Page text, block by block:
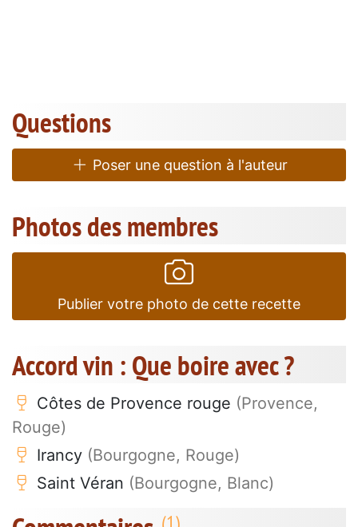
Questions
Poser une question à l'auteur
Photos des membres
Publier votre photo de cette recette
Accord vin : Que boire avec ?
Côtes de Provence rouge (Provence,
Rouge)
Irancy (Bourgogne, Rouge)
Saint Véran (Bourgogne, Blanc)